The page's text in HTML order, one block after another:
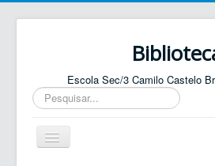
Escola Sec/3 Camilo Castelo
Pesquisar...
Ativar/Desativar
navegação